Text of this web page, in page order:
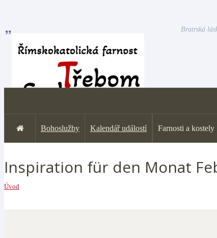
Bratrská
Bohoslužby Kalendář událostí Farnosti a kostely
Inspiration für den Monat
Úvod